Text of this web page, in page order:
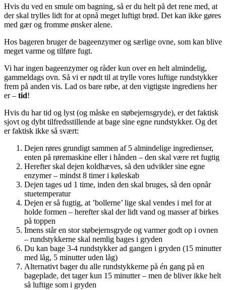
Hvis du ved en smule om bagning, så er du helt på det rene med, at
der skal trylles lidt for at opnå meget luftigt brød. Det kan ikke gøres
med gær og fromme ønsker alene.
Hos bageren bruger de bageenzymer og særlige ovne, som kan blive
meget varme og tilføre fugt.
Vi har ingen bageenzymer og råder kun over en helt almindelig,
gammeldags ovn. Så vi er nødt til at trylle vores luftige rundstykker
frem på anden vis. Lad os bare røbe, at den vigtigste ingrediens her
er – tid!
Hvis du har tid og lyst (og måske en støbejernsgryde), er det faktisk
sjovt og dybt tilfredsstillende at bage sine egne rundstykker. Og det
er faktisk ikke så svært:
Dejen røres grundigt sammen af 5 almindelige ingredienser,
enten på røremaskine eller i hånden – den skal være ret fugtig
Herefter skal dejen koldhæves, så den udvikler sine egne
enzymer – mindst 8 timer i køleskab
Dejen tages ud 1 time, inden den skal bruges, så den opnår
stuetemperatur
Dejen er så fugtig, at ’bollerne’ lige skal vendes i mel for at
holde formen – herefter skal der lidt vand og masser af birkes
på toppen
Imens står en stor støbejernsgryde og varmer godt op i ovnen
– rundstykkerne skal nemlig bages i gryden
Du kan bage 3-4 rundstykker ad gangen i gryden (15 minutter
med låg, 5 minutter uden låg)
Alternativt bager du alle rundstykkerne på én gang på en
bageplade, det tager kun 15 minutter – men de bliver ikke helt
så luftige som i gryden